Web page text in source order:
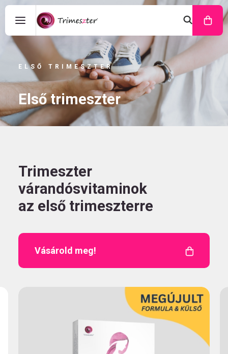
ELSŐ TRIMESZTER
Első trimeszter
Trimeszter
várandósvitaminok
az első trimeszterre
Vásárold meg!